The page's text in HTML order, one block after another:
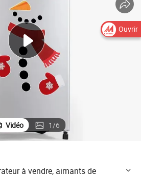
Vidéo 1/6
à vendre, aimants de
Ouvrir